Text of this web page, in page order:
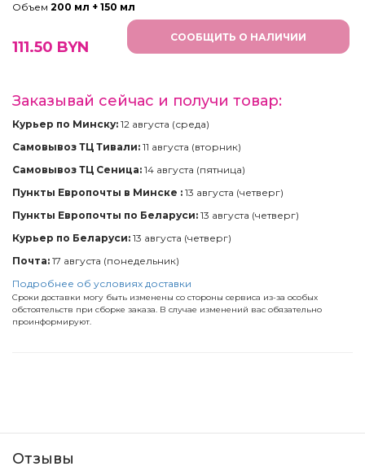
Объем 200 мл + 150 мл
111.50 BYN
СООБЩИТЬ О НАЛИЧИИ
Заказывай сейчас и получи товар:
Курьер по Минску: 12 августа (среда)
Самовывоз ТЦ Тивали: 11 августа (вторник)
Самовывоз ТЦ Сеница: 14 августа (пятница)
Пункты Европочты в Минске : 13 августа (четверг)
Пункты Европочты по Беларуси: 13 августа (четверг)
Курьер по Беларуси: 13 августа (четверг)
Почта: 17 августа (понедельник)
Подробнее об условиях доставки
Сроки доставки могу быть изменены со стороны сервиса из-за особых
обстоятельств при сборке заказа. В случае изменений вас обязательно
проинформируют.
Отзывы